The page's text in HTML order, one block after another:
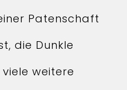
Patenschaft
die Dunkle
weitere